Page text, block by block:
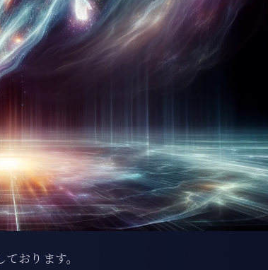
ております。